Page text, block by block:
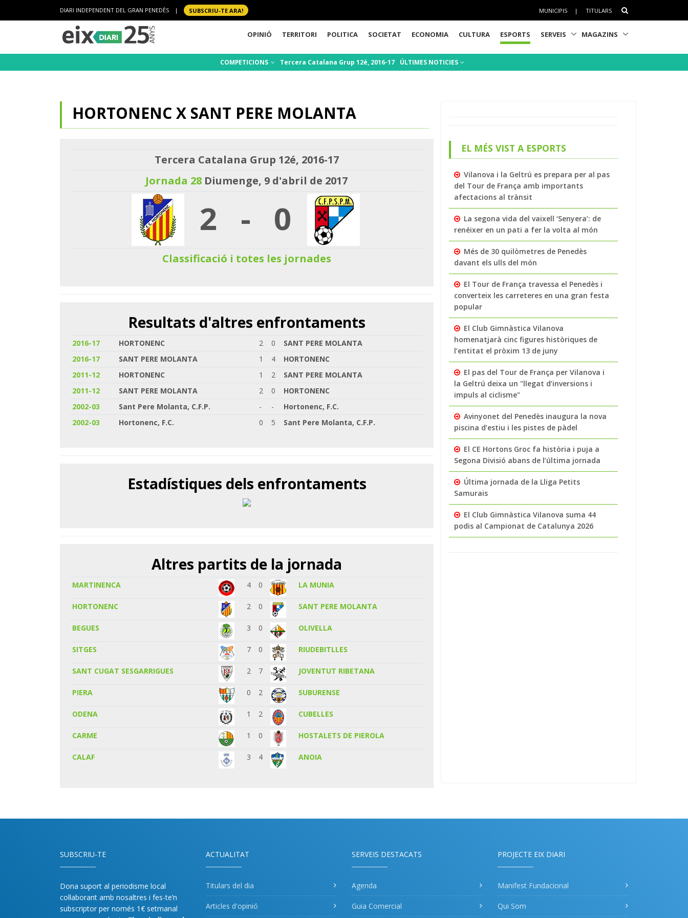
DIARI INDEPENDENT DEL GRAN PENEDÈS | SUBSCRIU-TE ARA! MUNICIPIS | TITULARS
OPINIÓ TERRITORI POLITICA SOCIETAT ECONOMIA CULTURA ESPORTS SERVEIS MAGAZINS
COMPETICIONS Tercera Catalana Grup 12é, 2016-17 ÚLTIMES NOTICIES
HORTONENC X SANT PERE MOLANTA
Tercera Catalana Grup 12é, 2016-17
Jornada 28 Diumenge, 9 d'abril de 2017
2 - 0
Classificació i totes les jornades
Resultats d'altres enfrontaments
2016-17 HORTONENC 2 0
SANT PERE MOLANTA
2016-17
SANT PERE MOLANTA 1 4
HORTONENC
2011-12
HORTONENC 1 2
SANT PERE MOLANTA
2011-12
SANT PERE MOLANTA 2 0
HORTONENC
2002-03
Sant Pere Molanta, C.F.P. - -
Hortonenc, F.C.
2002-03
Hortonenc, F.C. 0 5 Sant Pere Molanta, C.F.P.
Estadístiques dels enfrontaments
Altres partits de la jornada
MARTINENCA 4 0 LA MUNIA
HORTONENC 2 0 SANT PERE MOLANTA
BEGUES 3 0 OLIVELLA
SITGES 7 0 RIUDEBITLLES
SANT CUGAT SESGARRIGUES 2 7 JOVENTUT RIBETANA
PIERA 0 2 SUBURENSE
ODENA 1 2 CUBELLES
CARME 1 0 HOSTALETS DE PIEROLA
CALAF 3 4 ANOIA
EL MÉS VIST A ESPORTS
Vilanova i la Geltrú es prepara per al pas
del Tour de França amb importants
afectacions al trànsit
La segona vida del vaixell ‘Senyera’: de
renéixer en un pati a fer la volta al món
Més de 30 quilòmetres de Penedès
davant els ulls del món
El Tour de França travessa el Penedès i
converteix les carreteres en una gran festa
popular
El Club Gimnàstica Vilanova
homenatjarà cinc figures històriques de
l’entitat el pròxim 13 de juny
El pas del Tour de França per Vilanova i
la Geltrú deixa un "llegat d’inversions i
impuls al ciclisme"
Avinyonet del Penedès inaugura la nova
piscina d’estiu i les pistes de pàdel
El CE Hortons Groc fa història i puja a
Segona Divisió abans de l’última jornada
Última jornada de la Lliga Petits
Samurais
El Club Gimnàstica Vilanova suma 44
podis al Campionat de Catalunya 2026
SUBSCRIU-TE
Dona suport al periodisme local
col·laborant amb nosaltres i fes-te’n
subscriptor per només 1€ setmanal
ACTUALITAT
Titulars del dia
Articles d'opinió
SERVEIS DESTACATS
Agenda
Guia Comercial
PROJECTE EIX DIARI
Manifest Fundacional
Qui Som